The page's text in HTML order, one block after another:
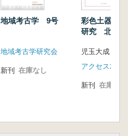
地域考古学 9号
地域考古学研究会
新刊 在庫なし
彩色土器の
研究 北海道
中期〜後期
心に
児玉大成 著
アクセス21出
新刊 在庫なし